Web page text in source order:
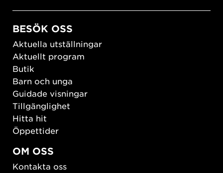
BESÖK OSS
Aktuella utställningar
Aktuellt program
Butik
Barn och unga
Guidade visningar
Tillgänglighet
Hitta hit
Öppettider
OM OSS
Kontakta oss